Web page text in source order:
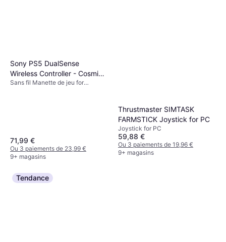
Sony PS5 DualSense
Wireless Controller - Cosmic
Red
Sans fil Manette de jeu for
71,99 €
Ou 3 paiements de 23,99 €
9+ magasins
Thrustmaster SIMTASK
FARMSTICK Joystick for PC
Joystick for PC
59,88 €
Ou 3 paiements de 19,96 €
9+ magasins
Tendance